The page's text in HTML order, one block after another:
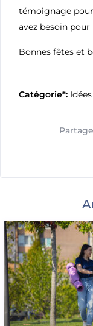
témoignage
avez besoin
Bonnes fêtes et
Catégorie*: